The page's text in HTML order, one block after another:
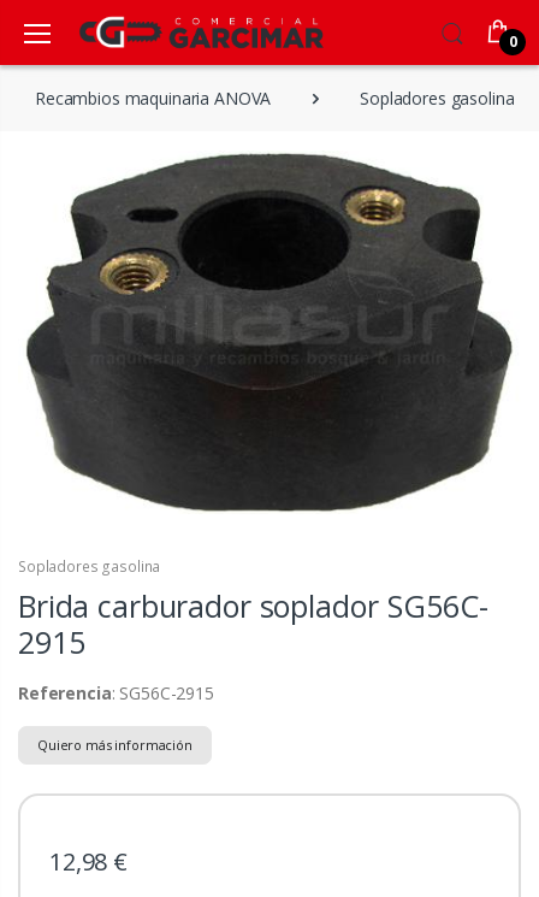
0
Recambios maquinaria ANOVA Sopladores gasolina
Sopladores gasolina
Brida carburador soplador SG56C-
2915
Referencia: SG56C-2915
Quiero más información
12,98 €